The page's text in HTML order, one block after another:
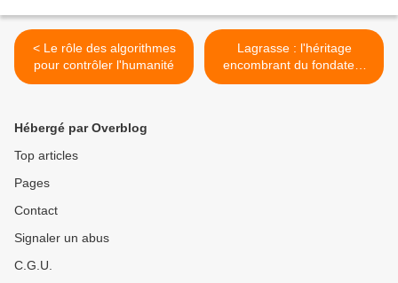
< Le rôle des algorithmes
pour contrôler l'humanité
Lagrasse : l'héritage
encombrant du fondateur
coupable d'abus divers >
Hébergé par Overblog
Top articles
Pages
Contact
Signaler un abus
C.G.U.